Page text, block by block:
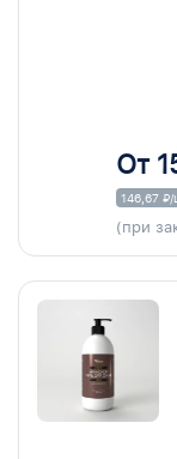
От
146,67 ₽/
(при